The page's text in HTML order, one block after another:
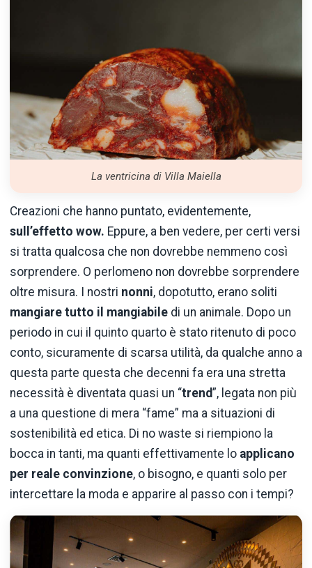
La ventricina di Villa Maiella
Creazioni che hanno puntato, evidentemente,
sull’effetto wow. Eppure, a ben vedere, per certi versi
si tratta qualcosa che non dovrebbe nemmeno così
sorprendere. O perlomeno non dovrebbe sorprendere
oltre misura. I nostri nonni, dopotutto, erano soliti
mangiare tutto il mangiabile di un animale. Dopo un
periodo in cui il quinto quarto è stato ritenuto di poco
conto, sicuramente di scarsa utilità, da qualche anno a
questa parte questa che decenni fa era una stretta
necessità è diventata quasi un “trend”, legata non più
a una questione di mera “fame” ma a situazioni di
sostenibilità ed etica. Di no waste si riempiono la
bocca in tanti, ma quanti effettivamente lo applicano
per reale convinzione, o bisogno, e quanti solo per
intercettare la moda e apparire al passo con i tempi?